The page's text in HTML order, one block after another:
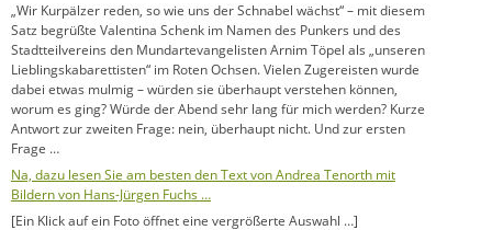
„Wir Kurpälzer reden, so wie uns der Schnabel wächst“ – mit diesem
Satz begrüßte Valentina Schenk im Namen des Punkers und des
Stadtteilvereins den Mundartevangelisten Arnim Töpel als „unseren
Lieblingskabarettisten“ im Roten Ochsen. Vielen Zugereisten wurde
dabei etwas mulmig – würden sie überhaupt verstehen können,
worum es ging? Würde der Abend sehr lang für mich werden? Kurze
Antwort zur zweiten Frage: nein, überhaupt nicht. Und zur ersten
Frage …
Na, dazu lesen Sie am besten den Text von Andrea Tenorth mit
Bildern von Hans-Jürgen Fuchs …
[Ein Klick auf ein Foto öffnet eine vergrößerte Auswahl …]